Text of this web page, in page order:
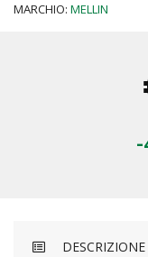
MARCHIO: MELLIN
DESCRIZIONE